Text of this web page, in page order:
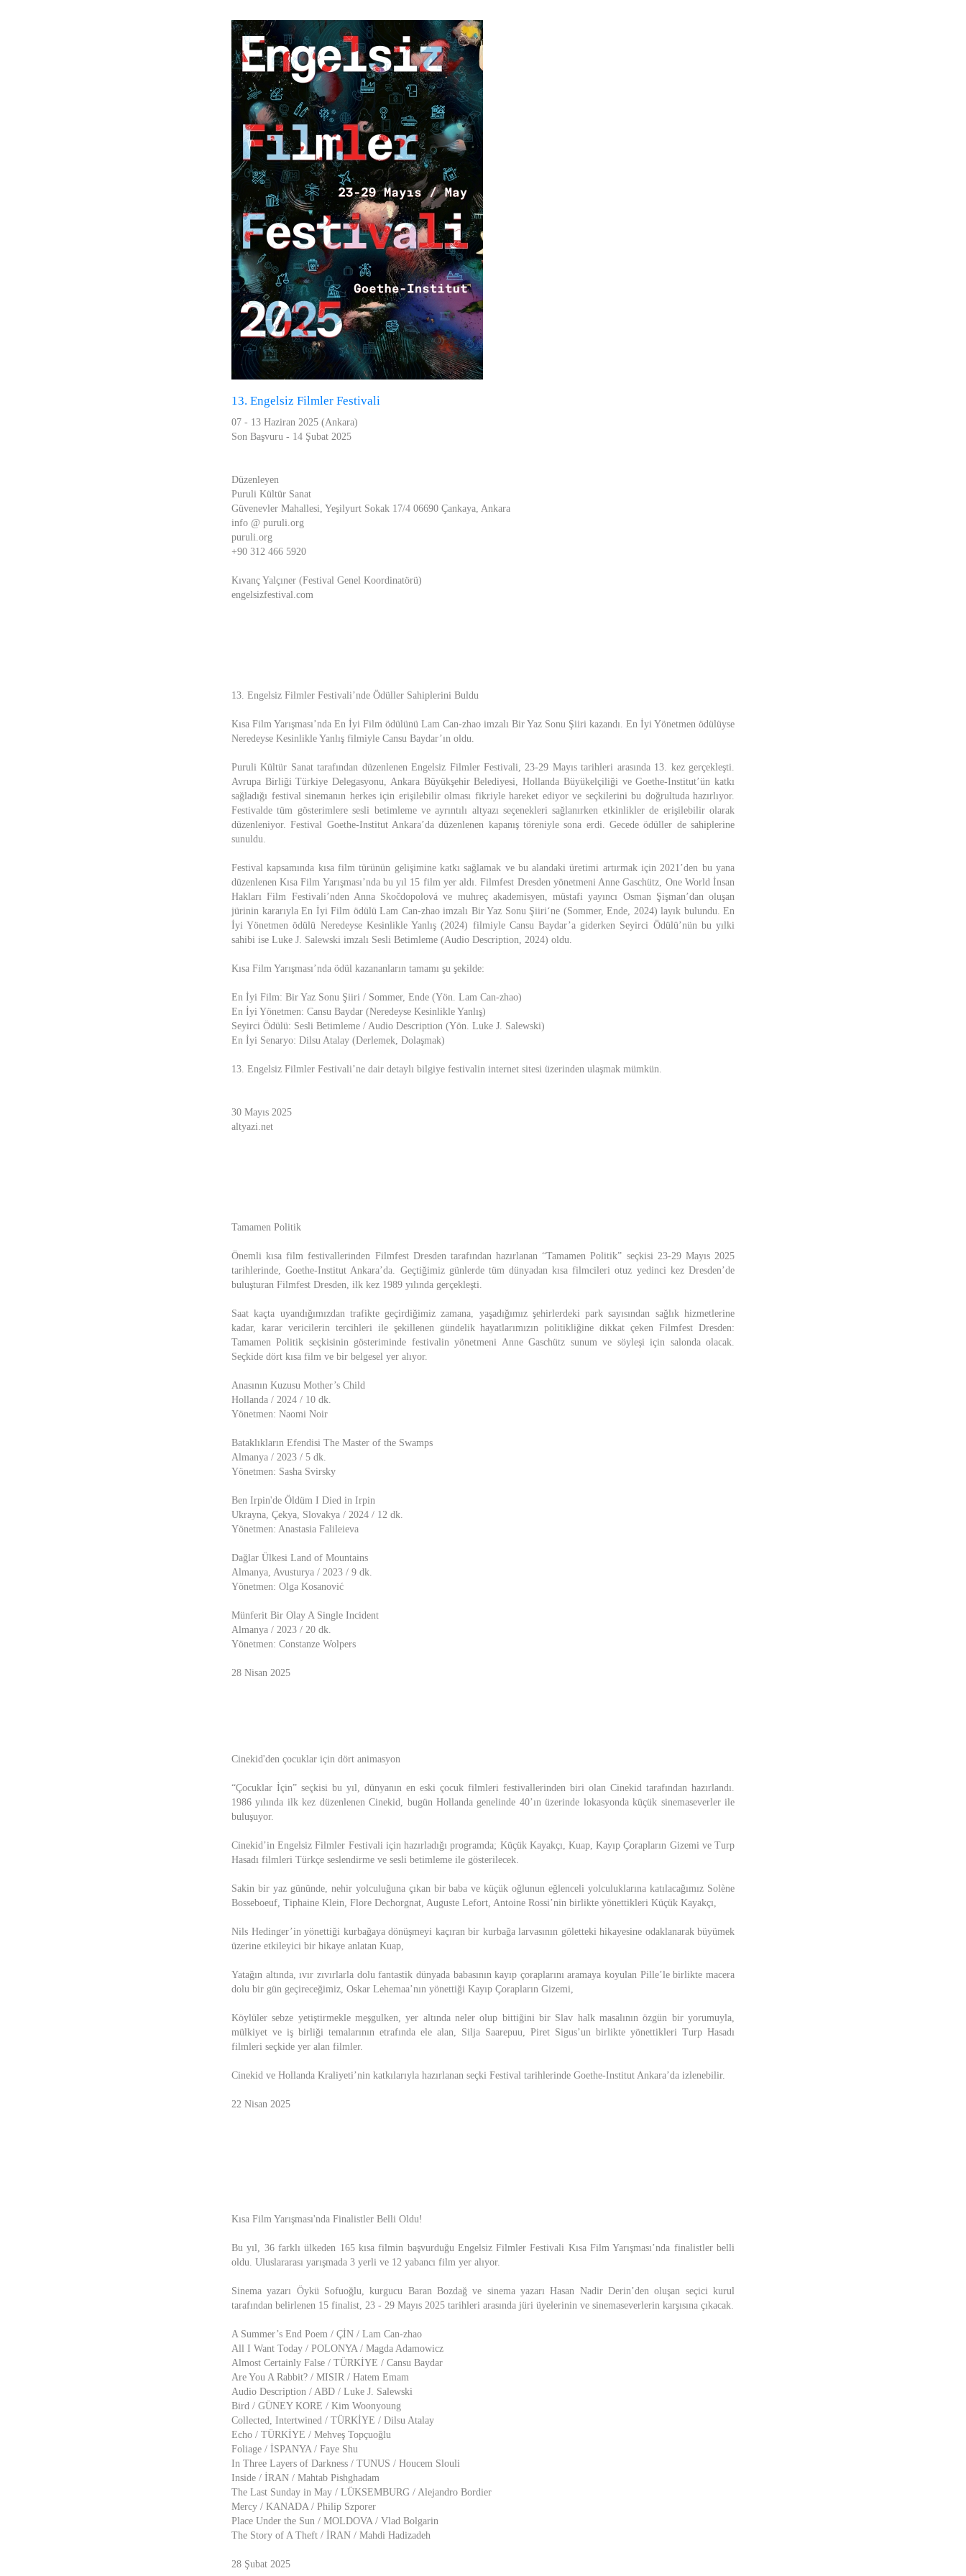
13. Engelsiz Filmler Festivali
07 - 13 Haziran 2025 (Ankara)
Son Başvuru - 14 Şubat 2025
Düzenleyen
Puruli Kültür Sanat
Güvenevler Mahallesi, Yeşilyurt Sokak 17/4 06690 Çankaya, Ankara
info @ puruli.org
puruli.org
+90 312 466 5920
Kıvanç Yalçıner (Festival Genel Koordinatörü)
engelsizfestival.com
13. Engelsiz Filmler Festivali’nde Ödüller Sahiplerini Buldu
Kısa Film Yarışması’nda En İyi Film ödülünü Lam Can-zhao imzalı Bir Yaz Sonu Şiiri kazandı. En İyi Yönetmen ödülüyse
Neredeyse Kesinlikle Yanlış filmiyle Cansu Baydar’ın oldu.
Puruli Kültür Sanat tarafından düzenlenen Engelsiz Filmler Festivali, 23-29 Mayıs tarihleri arasında 13. kez gerçekleşti.
Avrupa Birliği Türkiye Delegasyonu, Ankara Büyükşehir Belediyesi, Hollanda Büyükelçiliği ve Goethe-Institut’ün katkı
sağladığı festival sinemanın herkes için erişilebilir olması fikriyle hareket ediyor ve seçkilerini bu doğrultuda hazırlıyor.
Festivalde tüm gösterimlere sesli betimleme ve ayrıntılı altyazı seçenekleri sağlanırken etkinlikler de erişilebilir olarak
düzenleniyor. Festival Goethe-Institut Ankara’da düzenlenen kapanış töreniyle sona erdi. Gecede ödüller de sahiplerine
sunuldu.
Festival kapsamında kısa film türünün gelişimine katkı sağlamak ve bu alandaki üretimi artırmak için 2021’den bu yana
düzenlenen Kısa Film Yarışması’nda bu yıl 15 film yer aldı. Filmfest Dresden yönetmeni Anne Gaschütz, One World İnsan
Hakları Film Festivali’nden Anna Skočdopolová ve muhreç akademisyen, müstafi yayıncı Osman Şişman’dan oluşan
jürinin kararıyla En İyi Film ödülü Lam Can-zhao imzalı Bir Yaz Sonu Şiiri‘ne (Sommer, Ende, 2024) layık bulundu. En
İyi Yönetmen ödülü Neredeyse Kesinlikle Yanlış (2024) filmiyle Cansu Baydar’a giderken Seyirci Ödülü’nün bu yılki
sahibi ise Luke J. Salewski imzalı Sesli Betimleme (Audio Description, 2024) oldu.
Kısa Film Yarışması’nda ödül kazananların tamamı şu şekilde:
En İyi Film: Bir Yaz Sonu Şiiri / Sommer, Ende (Yön. Lam Can-zhao)
En İyi Yönetmen: Cansu Baydar (Neredeyse Kesinlikle Yanlış)
Seyirci Ödülü: Sesli Betimleme / Audio Description (Yön. Luke J. Salewski)
En İyi Senaryo: Dilsu Atalay (Derlemek, Dolaşmak)
13. Engelsiz Filmler Festivali’ne dair detaylı bilgiye festivalin internet sitesi üzerinden ulaşmak mümkün.
30 Mayıs 2025
altyazi.net
Tamamen Politik
Önemli kısa film festivallerinden Filmfest Dresden tarafından hazırlanan “Tamamen Politik” seçkisi 23-29 Mayıs 2025
tarihlerinde, Goethe-Institut Ankara’da. Geçtiğimiz günlerde tüm dünyadan kısa filmcileri otuz yedinci kez Dresden’de
buluşturan Filmfest Dresden, ilk kez 1989 yılında gerçekleşti.
Saat kaçta uyandığımızdan trafikte geçirdiğimiz zamana, yaşadığımız şehirlerdeki park sayısından sağlık hizmetlerine
kadar, karar vericilerin tercihleri ile şekillenen gündelik hayatlarımızın politikliğine dikkat çeken Filmfest Dresden:
Tamamen Politik seçkisinin gösteriminde festivalin yönetmeni Anne Gaschütz sunum ve söyleşi için salonda olacak.
Seçkide dört kısa film ve bir belgesel yer alıyor.
Anasının Kuzusu Mother’s Child
Hollanda / 2024 / 10 dk.
Yönetmen: Naomi Noir
Bataklıkların Efendisi The Master of the Swamps
Almanya / 2023 / 5 dk.
Yönetmen: Sasha Svirsky
Ben Irpin'de Öldüm I Died in Irpin
Ukrayna, Çekya, Slovakya / 2024 / 12 dk.
Yönetmen: Anastasia Falileieva
Dağlar Ülkesi Land of Mountains
Almanya, Avusturya / 2023 / 9 dk.
Yönetmen: Olga Kosanović
Münferit Bir Olay A Single Incident
Almanya / 2023 / 20 dk.
Yönetmen: Constanze Wolpers
28 Nisan 2025
Cinekid'den çocuklar için dört animasyon
“Çocuklar İçin” seçkisi bu yıl, dünyanın en eski çocuk filmleri festivallerinden biri olan Cinekid tarafından hazırlandı.
1986 yılında ilk kez düzenlenen Cinekid, bugün Hollanda genelinde 40’ın üzerinde lokasyonda küçük sinemaseverler ile
buluşuyor.
Cinekid’in Engelsiz Filmler Festivali için hazırladığı programda; Küçük Kayakçı, Kuap, Kayıp Çorapların Gizemi ve Turp
Hasadı filmleri Türkçe seslendirme ve sesli betimleme ile gösterilecek.
Sakin bir yaz gününde, nehir yolculuğuna çıkan bir baba ve küçük oğlunun eğlenceli yolculuklarına katılacağımız Solène
Bosseboeuf, Tiphaine Klein, Flore Dechorgnat, Auguste Lefort, Antoine Rossi’nin birlikte yönettikleri Küçük Kayakçı,
Nils Hedinger’in yönettiği kurbağaya dönüşmeyi kaçıran bir kurbağa larvasının göletteki hikayesine odaklanarak büyümek
üzerine etkileyici bir hikaye anlatan Kuap,
Yatağın altında, ıvır zıvırlarla dolu fantastik dünyada babasının kayıp çoraplarını aramaya koyulan Pille’le birlikte macera
dolu bir gün geçireceğimiz, Oskar Lehemaa’nın yönettiği Kayıp Çorapların Gizemi,
Köylüler sebze yetiştirmekle meşgulken, yer altında neler olup bittiğini bir Slav halk masalının özgün bir yorumuyla,
mülkiyet ve iş birliği temalarının etrafında ele alan, Silja Saarepuu, Piret Sigus’un birlikte yönettikleri Turp Hasadı
filmleri seçkide yer alan filmler.
Cinekid ve Hollanda Kraliyeti’nin katkılarıyla hazırlanan seçki Festival tarihlerinde Goethe-Institut Ankara’da izlenebilir.
22 Nisan 2025
Kısa Film Yarışması'nda Finalistler Belli Oldu!
Bu yıl, 36 farklı ülkeden 165 kısa filmin başvurduğu Engelsiz Filmler Festivali Kısa Film Yarışması’nda finalistler belli
oldu. Uluslararası yarışmada 3 yerli ve 12 yabancı film yer alıyor.
Sinema yazarı Öykü Sofuoğlu, kurgucu Baran Bozdağ ve sinema yazarı Hasan Nadir Derin’den oluşan seçici kurul
tarafından belirlenen 15 finalist, 23 - 29 Mayıs 2025 tarihleri arasında jüri üyelerinin ve sinemaseverlerin karşısına çıkacak.
A Summer’s End Poem / ÇİN / Lam Can-zhao
All I Want Today / POLONYA / Magda Adamowicz
Almost Certainly False / TÜRKİYE / Cansu Baydar
Are You A Rabbit? / MISIR / Hatem Emam
Audio Description / ABD / Luke J. Salewski
Bird / GÜNEY KORE / Kim Woonyoung
Collected, Intertwined / TÜRKİYE / Dilsu Atalay
Echo / TÜRKİYE / Mehveş Topçuoğlu
Foliage / İSPANYA / Faye Shu
In Three Layers of Darkness / TUNUS / Houcem Slouli
Inside / İRAN / Mahtab Pishghadam
The Last Sunday in May / LÜKSEMBURG / Alejandro Bordier
Mercy / KANADA / Philip Szporer
Place Under the Sun / MOLDOVA / Vlad Bolgarin
The Story of A Theft / İRAN / Mahdi Hadizadeh
28 Şubat 2025